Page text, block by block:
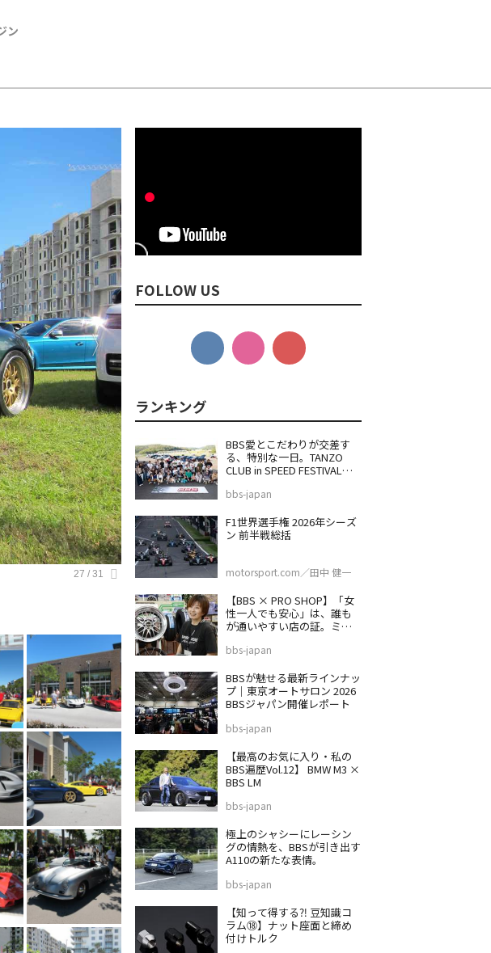
FOLLOW US
BBS愛とこだわりが交差す
る、特別な一日。TANZO
CLUB in SPEED FESTIVAL
bbs-japan
F1世界選手権 2026年シーズ
ン 前半戦総括
motorsport.com／田中 健一
【BBS × PRO SHOP】「女
性一人でも安心」は、誰も
が通いやすい店の証。ミス
ス店
bbs-japan
BBSが魅せる最新ラインナッ
プ｜東京オートサロン 2026
BBSジャパン開催レポート
bbs-japan
【最高のお気に入り・私の
BBS遍歴Vol.12】 BMW M3 ×
BBS LM
bbs-japan
極上のシャシーにレーシン
グの情熱を、BBSが引き出す
A110の新たな表情。
bbs-japan
【知って得する⁈ 豆知識コ
ラム⑱】ナット座面と締め
付けトルク